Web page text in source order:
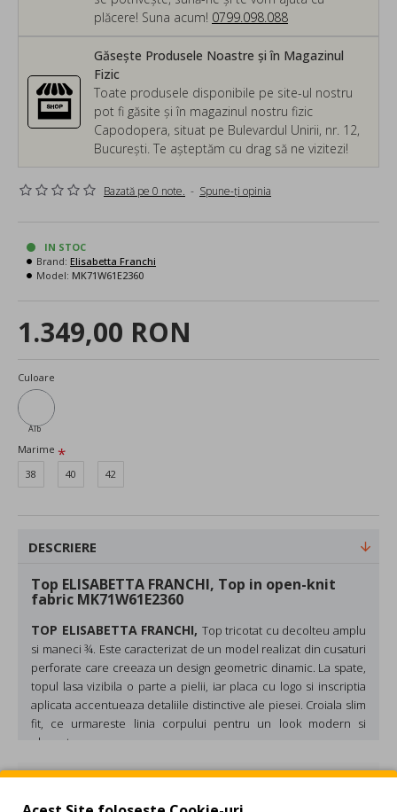
plăcere! Suna acum! 0799.098.088
Găsește Produsele Noastre și în Magazinul
Fizic
Toate produsele disponibile pe site-ul nostru
pot fi găsite și în magazinul nostru fizic
Capodopera, situat pe Bulevardul Unirii, nr. 12,
București. Te așteptăm cu drag să ne vizitezi!
Bazată pe 0 note. - Spune-ţi opinia
1.349,00 RON
IN STOC
Brand: Elisabetta Franchi
Model: MK71W61E2360
Culoare
Alb
Marime
38
40 42
DESCRIERE
Top ELISABETTA FRANCHI, Top in open-knit
fabric MK71W61E2360
TOP ELISABETTA FRANCHI, Top tricotat cu decolteu amplu
si maneci ¾. Este caracterizat de un model realizat din cusaturi
perforate care creeaza un design geometric dinamic. La spate,
topul lasa vizibila o parte a pielii, iar placa cu logo si inscriptia
aplicata accentueaza detaliile distinctive ale piesei. Croiala slim
fit, ce urmareste linia corpului pentru un look modern si
elegant.
Material:80%Viscose 20%Polyamide
REVIEW-URI